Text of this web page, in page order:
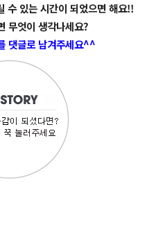
수 있는 시간이 되었으면 해요!!
무엇이 생각나세요?
댓글로남겨주세요^^